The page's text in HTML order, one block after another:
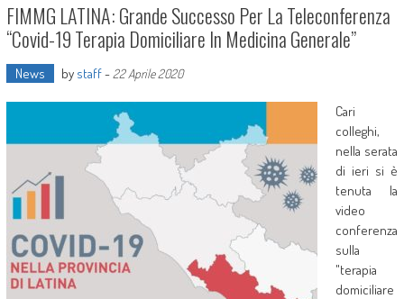
FIMMG LATINA: Grande Successo Per La Teleconferenza
“covid-19 Terapia Domiciliare In Medicina Generale”
News by staff- 22 Aprile 2020
Cari
colleghi,
nella serata
di ieri si è
tenuta la
video
conferenza
sulla
"terapia
domiciliare